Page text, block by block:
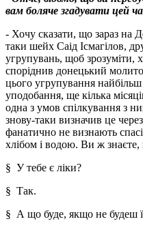
вам боляче згадувати цей
- Хочу сказати, що зараз на
таки шейх Саід Ісмагілов,
угрупувань, щоб зрозуміти,
споріднив донецький
цього угрупування найбільш
уподобання, ще кілька
одна з умов спілкування з
знову-таки визначив це
фанатично не визнають
хлібом і водою. Ви ж знаєте,
§ У тебе є ліки?
§ Так.
§ А що буде, якщо не будеш